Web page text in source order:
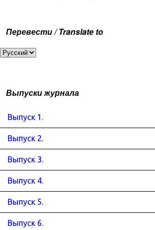
Перевести / Translate to
Выпуски журнала
Выпуск 1.
Выпуск 2.
Выпуск 3.
Выпуск 4.
Выпуск 5.
Выпуск 6.